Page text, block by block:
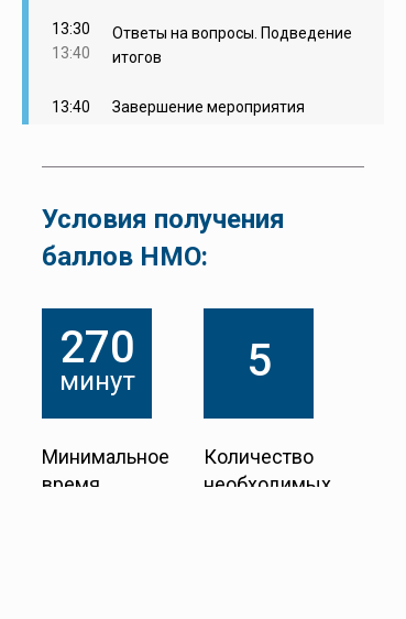
13:30
13:40
Ответы на вопросы. Подведение
итогов
13:40 Завершение мероприятия
Условия получения
баллов НМО:
270
минут
Минимальное
время
5
Количество
необходимых